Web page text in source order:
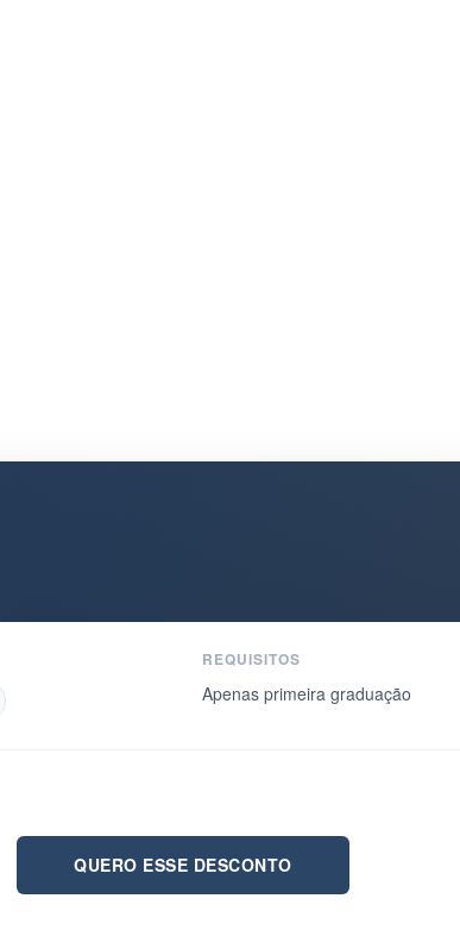
REQUISITOS
Apenas primeira graduação
QUERO ESSE DESCONTO